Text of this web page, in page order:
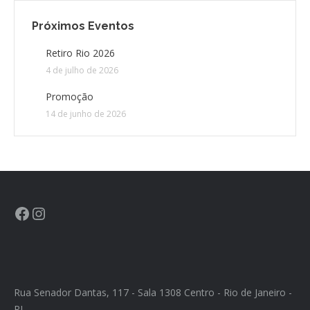
CONTRIBUIÇÕES
HISTÓRIA DE CCA/BR
Próximos Eventos
Retiro Rio 2026
4 de julho de 2026
Promoção
14 de junho de 2026
Rua Senador Dantas, 117 - Sala 1308 Centro - Rio de Janeiro -